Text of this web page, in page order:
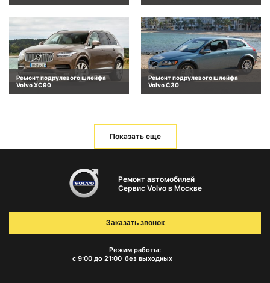
Ремонт подрулевого шлейфа
Volvo XC90
Ремонт подрулевого шлейфа
Volvo C30
Показать еще
Ремонт автомобилей
Сервис Volvo в Москве
Режим работы:
с 9:00 до 21:00 без выходных
Заказать звонок